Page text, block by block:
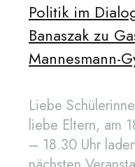
Politik im
Banaszak zu
Mannesmann-
Liebe
liebe Eltern, am
– 18.30 Uhr